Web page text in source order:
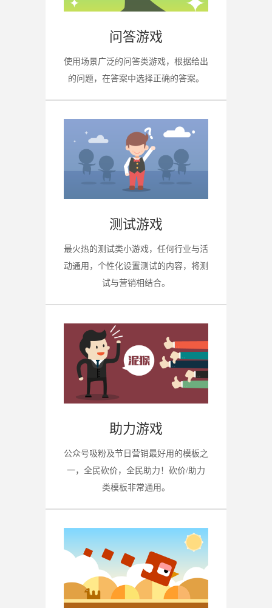
问答游戏
使用场景广泛的问答类游戏，根据给出
的问题，在答案中选择正确的答案。
测试游戏
最火热的测试类小游戏，任何行业与活
动通用，个性化设置测试的内容，将测
试与营销相结合。
助力游戏
公众号吸粉及节日营销最好用的模板之
一，全民砍价，全民助力！砍价/助力
类模板非常通用。